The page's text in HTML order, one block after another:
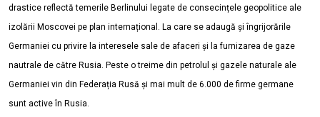
drastice reflectă temerile Berlinului legate de consecințele geopolitice ale
izolării Moscovei pe plan internațional. La care se adaugă și îngrijorările
Germaniei cu privire la interesele sale de afaceri și la furnizarea de gaze
nautrale de către Rusia. Peste o treime din petrolul și gazele naturale ale
Germaniei vin din Federația Rusă și mai mult de 6.000 de firme germane
sunt active în Rusia.